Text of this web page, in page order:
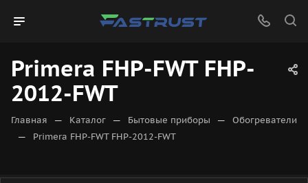
Primera FHP-FWT FHP-
2012-FWT
Главная — Каталог — Бытовые приборы — Обогреватели
— Primera FHP-FWT FHP-2012-FWT